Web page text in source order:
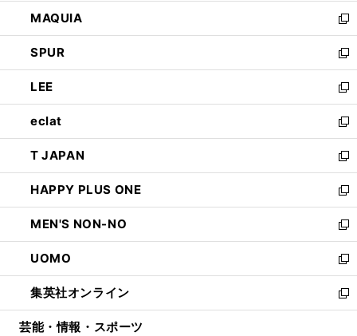
ド
ウ
で
開
く
ウ
ィ
ン
ド
ウ
で
開
く
し
い
ウ
ィ
ン
ド
ウ
で
開
く
MAQUIA
新
し
い
ウ
ィ
ン
ド
ウ
で
開
く
SPUR
新
し
い
ウ
ィ
ン
ド
ウ
で
開
く
LEE
新
し
い
ウ
ィ
ン
ド
ウ
で
開
く
eclat
新
し
い
ウ
ィ
ン
ド
ウ
で
開
く
T JAPAN
新
し
い
ウ
ィ
ン
ド
ウ
で
開
HAPPY PLUS ONE
新
し
い
ウ
ィ
ン
ド
ウ
MEN'S NON-NO
新
し
い
ウ
ィ
ン
UOMO
新
し
い
ウ
集英社オンライン
新
し
芸能・情報・スポーツ